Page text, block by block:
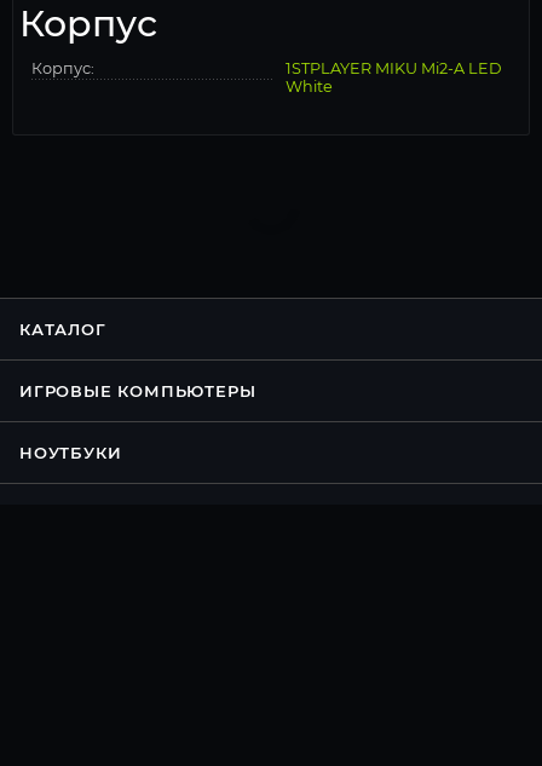
Корпус
Корпус:
1STPLAYER MIKU Mi2-A LED
White
КАТАЛОГ
ИГРОВЫЕ КОМПЬЮТЕРЫ
НОУТБУКИ